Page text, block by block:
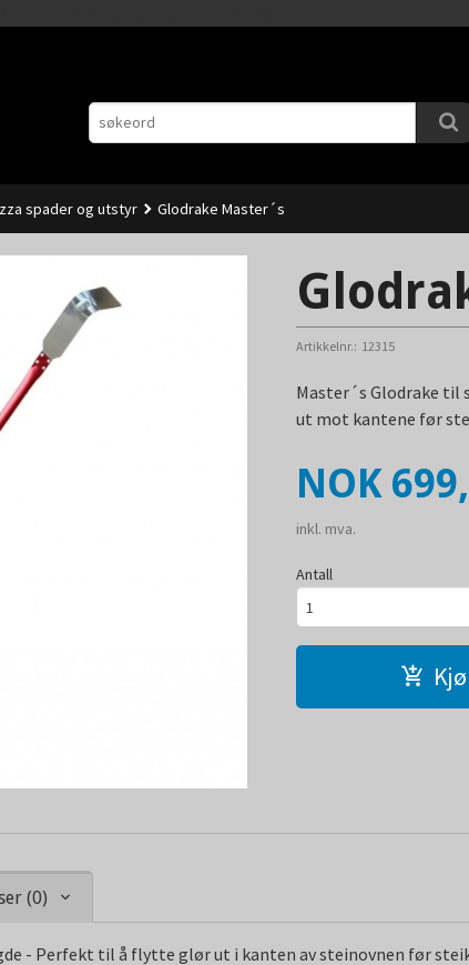
spader og utstyr Glodrake Master´s
Artikkelnr.: 12315
Master´s Glodrake
ut mot kantene før
Pris
NOK
inkl. mva.
Antall
(0)
- Perfekt til å flytte glør ut i kanten av steinovnen før